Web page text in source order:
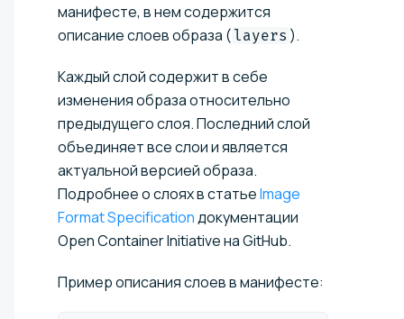
манифесте, в нем содержится
описание слоев образа ( layers ).
Каждый слой содержит в себе
изменения образа относительно
предыдущего слоя. Последний слой
объединяет все слои и является
актуальной версией образа.
Подробнее о слоях в статьеImage
Format Specificationдокументации
Open Container Initiative на GitHub.
Пример описания слоев в манифесте: